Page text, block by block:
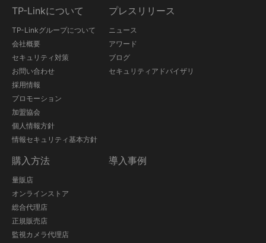
TP-Linkについて
TP-Linkグループについて
会社概要
セキュリティ対策
お問い合わせ
採用情報
プロモーション
加盟協会
個人情報方針
情報セキュリティ基本方針
プレスリリース
ニュース
アワード
ブログ
セキュリティアドバイザリ
購入方法
量販店
オンラインストア
総合代理店
正規販売店
監視カメラ代理店
導入事例